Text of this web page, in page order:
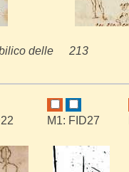
delle
213
M1: FID27